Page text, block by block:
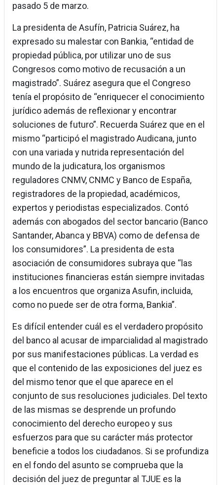
pasado 5 de marzo.
La presidenta de Asufín, Patricia Suárez, ha
expresado su malestar con Bankia, “entidad de
propiedad pública, por utilizar uno de sus
Congresos como motivo de recusación a un
magistrado”. Suárez asegura que el Congreso
tenía el propósito de “enriquecer el conocimiento
jurídico además de reflexionar y encontrar
soluciones de futuro”. Recuerda Suárez que en el
mismo “participó el magistrado Audicana, junto
con una variada y nutrida representación del
mundo de la judicatura, los organismos
reguladores CNMV, CNMC y Banco de España,
registradores de la propiedad, académicos,
expertos y periodistas especializados. Contó
además con abogados del sector bancario (Banco
Santander, Abanca y BBVA) como de defensa de
los consumidores”. La presidenta de esta
asociación de consumidores subraya que “las
instituciones financieras están siempre invitadas
a los encuentros que organiza Asufin, incluida,
como no puede ser de otra forma, Bankia”.
Es difícil entender cuál es el verdadero propósito
del banco al acusar de imparcialidad al magistrado
por sus manifestaciones públicas. La verdad es
que el contenido de las exposiciones del juez es
del mismo tenor que el que aparece en el
conjunto de sus resoluciones judiciales. Del texto
de las mismas se desprende un profundo
conocimiento del derecho europeo y sus
esfuerzos para que su carácter más protector
beneficie a todos los ciudadanos. Si se profundiza
en el fondo del asunto se comprueba que la
decisión del juez de preguntar al TJUE es la